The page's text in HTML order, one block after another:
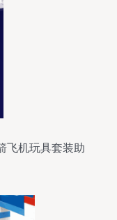
飞机玩具套装助